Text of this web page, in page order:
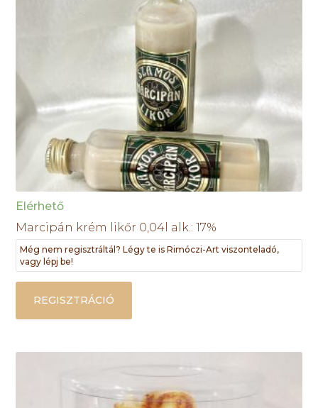
Elérhető
Marcipán krém likőr 0,04l alk.: 17%
Még nem regisztráltál? Légy te is Rimóczi-Art viszonteladó,
vagy lépj be!
REGISZTRÁCIÓ